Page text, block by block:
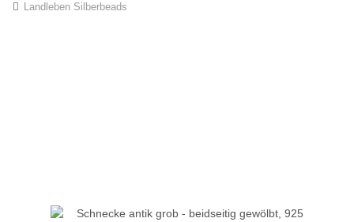
Landleben Silberbeads